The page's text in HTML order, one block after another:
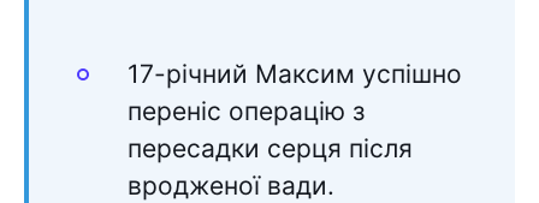
17-річний Максим успішно
переніс операцію з
пересадки серця після
вродженої вади.